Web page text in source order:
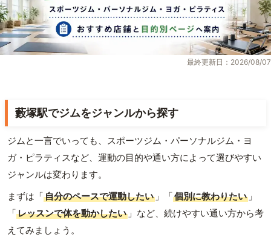
最終更新日：2026/08/07
藪塚駅でジムをジャンルから探す
ジムと一言でいっても、スポーツジム・パーソナルジム・ヨ
ガ・ピラティスなど、運動の目的や通い方によって選びやすい
ジャンルは変わります。
まずは「自分のペースで運動したい 」「個別に教わりたい 」
「レッスンで体を動かしたい 」など、続けやすい通い方から考
えてみましょう。